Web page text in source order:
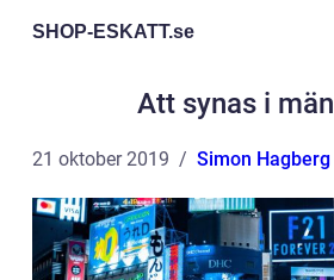
SHOP-ESKATT.se
Att synas i
21 oktober 2019 Simon Hagberg